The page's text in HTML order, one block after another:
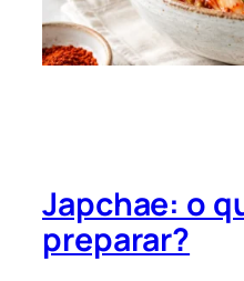
Japchae: o
preparar?